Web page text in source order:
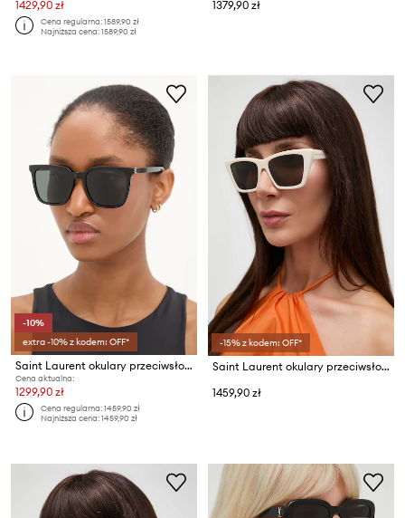
1429,90 zł
Cena regularna:1589,90 zł
Najniższa cena:1589,90 zł
1379,90 zł
-10%
extra -10% z kodem: OFF*
Saint Laurent okulary przeciwsłoneczne
Cena aktualna:
1299,90 zł
Cena regularna:1459,90 zł
Najniższa cena:1459,90 zł
-15% z kodem: OFF*
Saint Laurent okulary przeciwsłoneczne MICA
1459,90 zł